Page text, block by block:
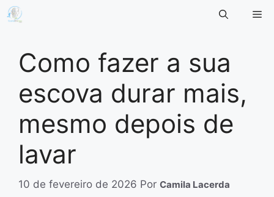
Pular
para
conteúdoComo fazer a sua
escova durar mais,
mesmo depois de
lavar
10 de fevereiro de 2026 Por Camila Lacerda